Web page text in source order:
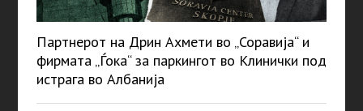
Партнерот на Дрин Ахмети во „Соравија“ и
фирмата „Ѓока“ за паркингот во Клинички под
истрага во Албанија